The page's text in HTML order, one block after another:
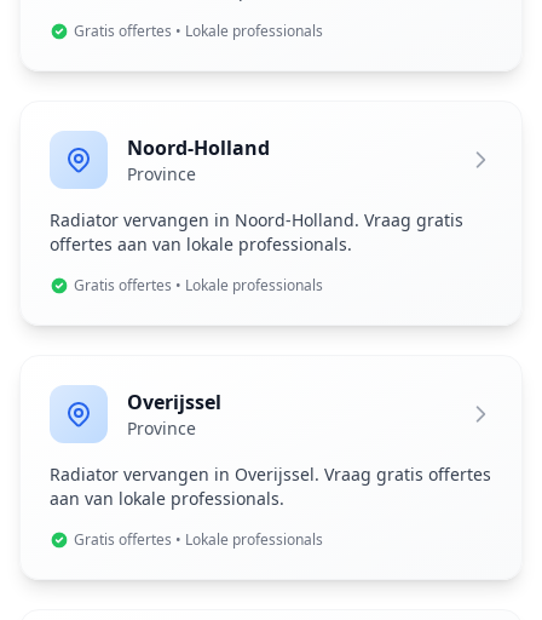
Gratis offertes • Lokale professionals
Noord-Holland
Province
Radiator vervangen in Noord-Holland. Vraag gratis
offertes aan van lokale professionals.
Gratis offertes • Lokale professionals
Overijssel
Province
Radiator vervangen in Overijssel. Vraag gratis offertes
aan van lokale professionals.
Gratis offertes • Lokale professionals